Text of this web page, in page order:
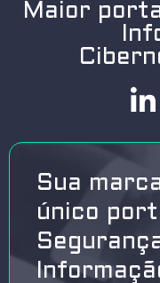
Maior
Sua
único